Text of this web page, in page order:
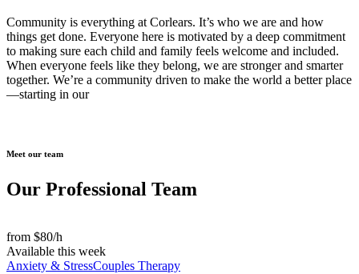
Community is everything at Corlears. It’s who we are and how
things get done. Everyone here is motivated by a deep commitment
to making sure each child and family feels welcome and included.
When everyone feels like they belong, we are stronger and smarter
together. We’re a community driven to make the world a better place
—starting in our
Meet our team
Our Professional Team
from $80/h
Available this week
Anxiety & StressCouples Therapy